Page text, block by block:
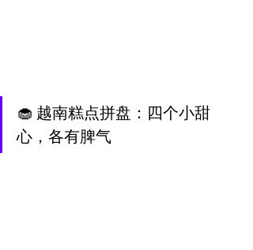
🧁 越南糕点拼盘：四个小甜
心，各有脾气